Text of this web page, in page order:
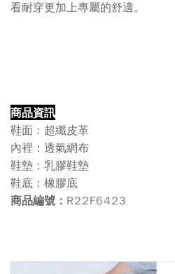
看耐穿更加上專屬的舒適。
商品資訊
鞋面：超纖皮革
內裡：透氣網布
鞋墊：乳膠鞋墊
鞋底：橡膠底
商品編號： R22F6423